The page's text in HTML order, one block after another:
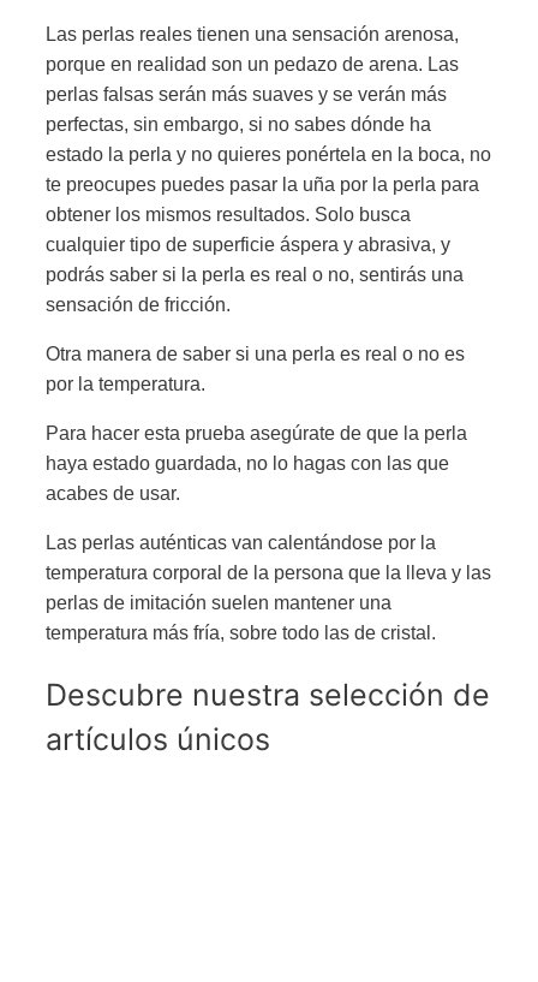
Las perlas reales tienen una sensación arenosa,
porque en realidad son un pedazo de arena. Las
perlas falsas serán más suaves y se verán más
perfectas, sin embargo, si no sabes dónde ha
estado la perla y no quieres ponértela en la boca, no
te preocupes puedes pasar la uña por la perla para
obtener los mismos resultados. Solo busca
cualquier tipo de superficie áspera y abrasiva, y
podrás saber si la perla es real o no, sentirás una
sensación de fricción.
Otra manera de saber si una perla es real o no es
por la temperatura.
Para hacer esta prueba asegúrate de que la perla
haya estado guardada, no lo hagas con las que
acabes de usar.
Las perlas auténticas van calentándose por la
temperatura corporal de la persona que la lleva y las
perlas de imitación suelen mantener una
temperatura más fría, sobre todo las de cristal.
Descubre nuestra selección de
artículos únicos